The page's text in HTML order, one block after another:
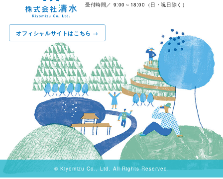
受付時間／ 9:00～18:00（日・祝日除く）
オフィシャルサイトはこちら →
© Kiyomizu Co., Ltd. All Rights Reserved.